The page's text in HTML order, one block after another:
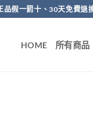
假一罰十、30天免費退
HOME 所有商品